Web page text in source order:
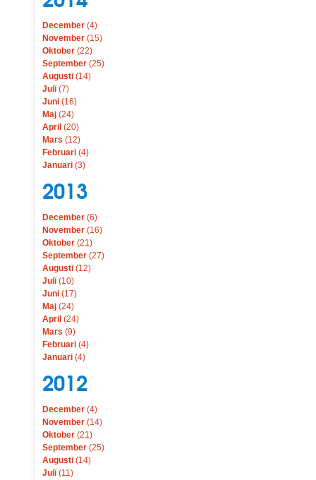
December (4)
November (15)
Oktober (22)
September (25)
Augusti (14)
Juli (7)
Juni (16)
Maj (24)
April (20)
Mars (12)
Februari (4)
Januari (3)
2013
December (6)
November (16)
Oktober (21)
September (27)
Augusti (12)
Juli (10)
Juni (17)
Maj (24)
April (24)
Mars (9)
Februari (4)
Januari (4)
2012
December (4)
November (14)
Oktober (21)
September (25)
Augusti (14)
Juli (11)